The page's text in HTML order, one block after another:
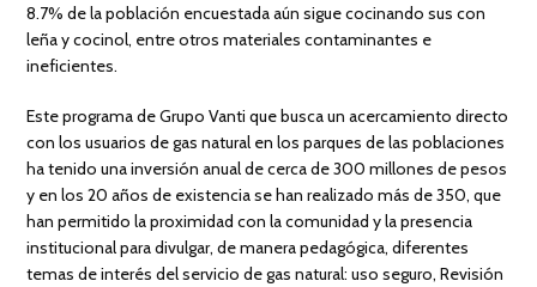
8.7% de la población encuestada aún sigue cocinando sus con
leña y cocinol, entre otros materiales contaminantes e
ineficientes.
Este programa de Grupo Vanti que busca un acercamiento directo
con los usuarios de gas natural en los parques de las poblaciones
ha tenido una inversión anual de cerca de 300 millones de pesos
y en los 20 años de existencia se han realizado más de 350, que
han permitido la proximidad con la comunidad y la presencia
institucional para divulgar, de manera pedagógica, diferentes
temas de interés del servicio de gas natural: uso seguro, Revisión